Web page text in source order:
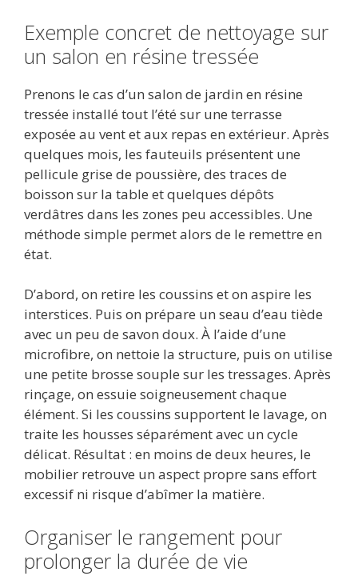
Exemple concret de nettoyage sur
un salon en résine tressée
Prenons le cas d’un salon de jardin en résine
tressée installé tout l’été sur une terrasse
exposée au vent et aux repas en extérieur. Après
quelques mois, les fauteuils présentent une
pellicule grise de poussière, des traces de
boisson sur la table et quelques dépôts
verdâtres dans les zones peu accessibles. Une
méthode simple permet alors de le remettre en
état.
D’abord, on retire les coussins et on aspire les
interstices. Puis on prépare un seau d’eau tiède
avec un peu de savon doux. À l’aide d’une
microfibre, on nettoie la structure, puis on utilise
une petite brosse souple sur les tressages. Après
rinçage, on essuie soigneusement chaque
élément. Si les coussins supportent le lavage, on
traite les housses séparément avec un cycle
délicat. Résultat : en moins de deux heures, le
mobilier retrouve un aspect propre sans effort
excessif ni risque d’abîmer la matière.
Organiser le rangement pour
prolonger la durée de vie